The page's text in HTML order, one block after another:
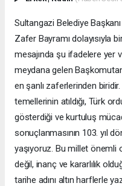
Sultangazi Belediye
Zafer Bayramı dolayısıyla
mesajında şu ifadelere yer
meydana gelen
en şanlı zaferlerinden
temellerinin atıldığı, Türk
gösterdiği ve kurtuluş
sonuçlanmasının 103. yıl
yaşıyoruz. Bu millet önemli
değil, inanç ve kararlılık
tarihe adını altın harflerle